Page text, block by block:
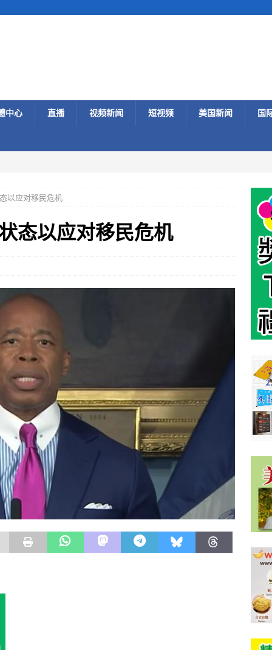
中心 直播 视频新闻 短视频 美国新闻 国
以应对移民危机
态以应对移民危机